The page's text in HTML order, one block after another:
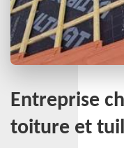
Entreprise
toiture et